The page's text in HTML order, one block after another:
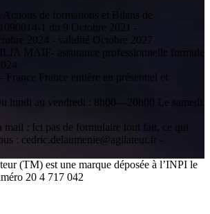
de formations et Bilans de
1 du 9 Octobre 2021 -
2024 - validité Octobre 2027
MAIF- assurance professionnelle formule
France entière en présentiel et
lundi au vendredi : 8h00—20h00 Le samedi
mail : Ici pas de formulaire tout fait, ce qui
: cedric.delaumenie@agilateur.fr -
(TM) est une marque déposée à l’INPI le
20 4 717 042